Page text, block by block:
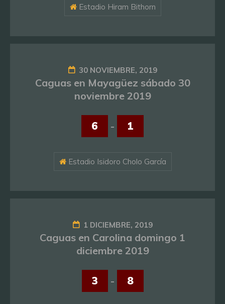
Estadio Hiram Bithorn
30 NOVIEMBRE, 2019
Caguas en Mayagüez sábado 30
noviembre 2019
6 - 1
Estadio Isidoro Cholo García
1 DICIEMBRE, 2019
Caguas en Carolina domingo 1
diciembre 2019
3 - 8